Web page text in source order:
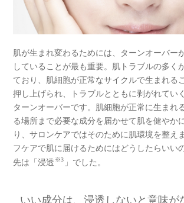
肌が生まれ変わるためには、ターンオーバー
していることが最も重要。肌トラブルの多く
ており、肌細胞が正常なサイクルで生まれる
押し上げられ、トラブルとともに剥がれてい
ターンオーバーです。肌細胞が正常に生まれ
る場所まで必要な成分を届かせて肌を健やか
り、サロンケアではそのために肌環境を整え
フケアで肌に届けるためにはどうしたらいい
先は「浸透 ※3 」でした。
いい成分は、浸透しないと意味が